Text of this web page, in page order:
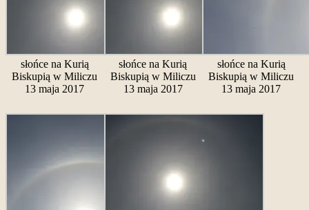
słońce na Kurią
Biskupią w Miliczu
13 maja 2017
słońce na Kurią
Biskupią w Miliczu
13 maja 2017
słońce na Kurią
Biskupią w Miliczu
13 maja 2017